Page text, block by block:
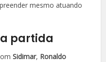
mesmo atuando
partida
Sidimar, Ronaldo